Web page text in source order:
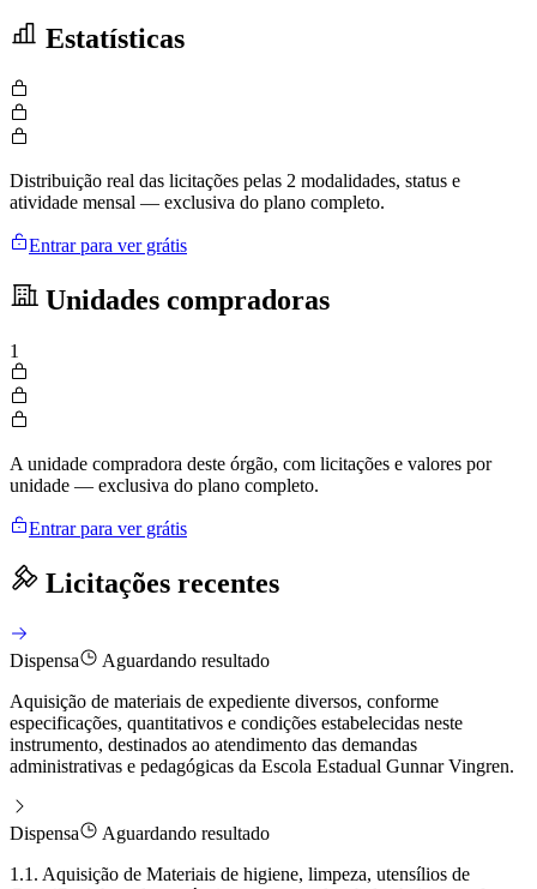
Estatísticas
Distribuição real das licitações pelas 2 modalidades, status e
atividade mensal — exclusiva do plano completo.
Entrar para ver grátis
Unidades compradoras
1
A unidade compradora deste órgão, com licitações e valores por
unidade — exclusiva do plano completo.
Entrar para ver grátis
Licitações recentes
Dispensa
Aguardando resultado
Aquisição de materiais de expediente diversos, conforme
especificações, quantitativos e condições estabelecidas neste
instrumento, destinados ao atendimento das demandas
administrativas e pedagógicas da Escola Estadual Gunnar Vingren.
Dispensa
Aguardando resultado
1.1. Aquisição de Materiais de higiene, limpeza, utensílios de